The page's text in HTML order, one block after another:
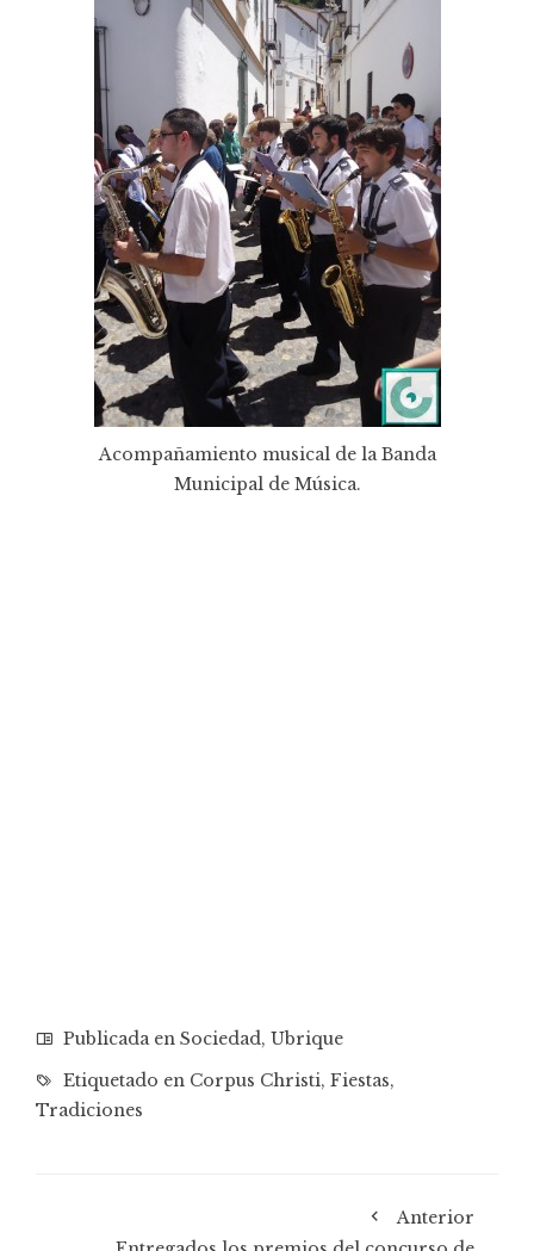
Acompañamiento musical de la Banda
Municipal de Música.
Publicada en Sociedad, Ubrique
Etiquetado en Corpus Christi, Fiestas,
Tradiciones
Anterior